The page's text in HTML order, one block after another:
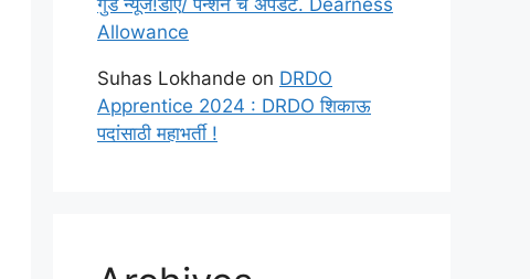
गुड न्यूज!डीए/ पेन्शन चे अपडेट. Dearness
Allowance
Suhas Lokhande on DRDO
Apprentice 2024 : DRDO शिकाऊ
पदांसाठी महाभर्ती !